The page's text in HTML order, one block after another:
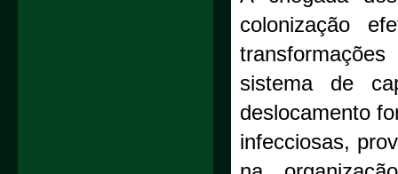
colonização
sistema de
deslocamento
infecciosas,